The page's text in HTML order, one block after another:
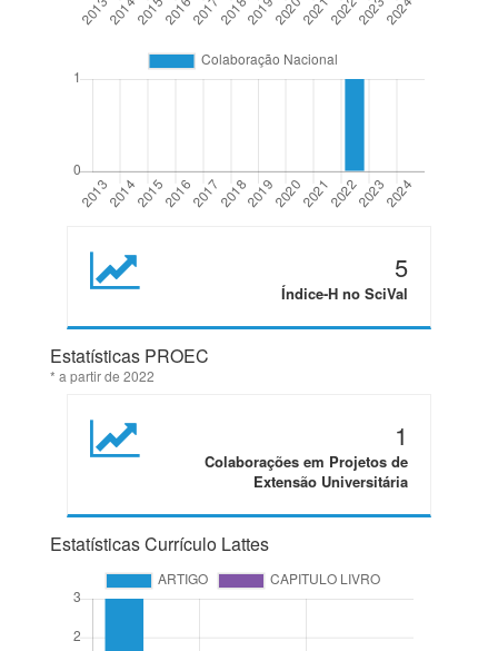
5
Índice-H no SciVal
Estatísticas PROEC
* a partir de 2022
1
Colaborações em Projetos de
Extensão Universitária
Estatísticas Currículo Lattes